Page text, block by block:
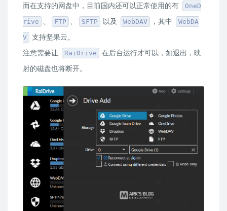
而在支持的网盘中，目前国内还可以正常使用的有
OneD
rive 、 FTP 、 SFTP 以及 WebDAV ，其中 WebDA
V
支持坚果云。
注意需要让
RaiDrive
在后台运行才可以，如退出，映
射的磁盘也将断开。